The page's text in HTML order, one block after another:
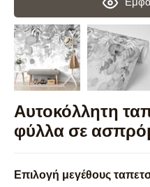
Αυτοκόλλητη
φύλλα σε
Επιλογή μεγέθους